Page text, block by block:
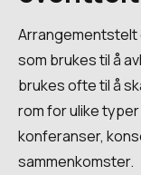
som brukes til å
brukes ofte til å
rom for ulike
konferanser,
sammenkomster.